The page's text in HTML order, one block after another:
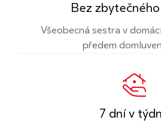
Bez
Všeobecná sestra v
předem
7 dní v